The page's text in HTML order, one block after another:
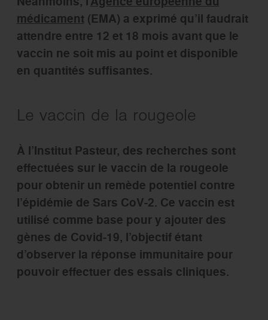
médicament (EMA) a exprimé qu’il faudrait
attendre entre 12 et 18 mois avant que le
vaccin ne soit mis au point et disponible
en quantités suffisantes.
Le vaccin de la rougeole
À l’Institut Pasteur, des recherches sont
effectuées sur le vaccin de la rougeole
pour obtenir un remède potentiel contre
l’épidémie de Sars CoV-2. Ce vaccin est
utilisé comme base pour y ajouter des
gènes de Covid-19, l’objectif étant
d’observer la réponse immunitaire pour
pouvoir effectuer des essais cliniques.